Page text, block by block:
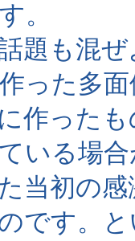
。
題も混ぜ
った多
作った
いる場
当初の
です。